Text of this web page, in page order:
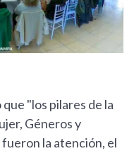
"los pilares de la
Géneros y
la atención, el